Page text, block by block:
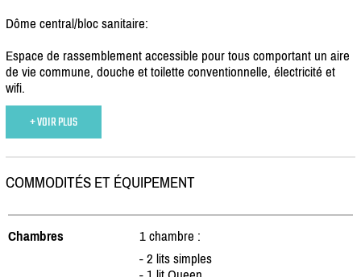
Dôme central/bloc sanitaire:
Espace de rassemblement accessible pour tous comportant un aire
de vie commune, douche et toilette conventionnelle, électricité et
wifi.
+ VOIR PLUS
COMMODITÉS ET ÉQUIPEMENT
Chambres
1 chambre :
- 2 lits simples